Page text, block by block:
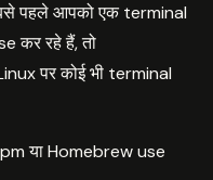
पहले आपको एक terminal
कर रहे हैं, तो
पर कोई भी terminal
या Homebrew use